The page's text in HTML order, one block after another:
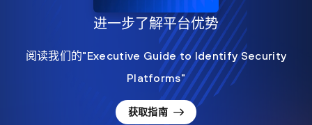
进一步了解平台优势
阅读我们的"Executive Guide to Identify Security
Platforms"
获取指南